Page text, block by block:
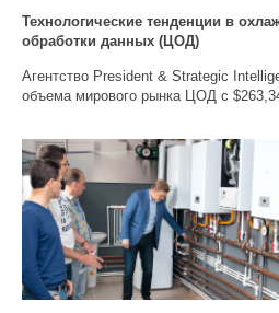
Технологические тенденции в
обработки данных (ЦОД)
Агентство President & Strategic
объема мирового рынка ЦОД с